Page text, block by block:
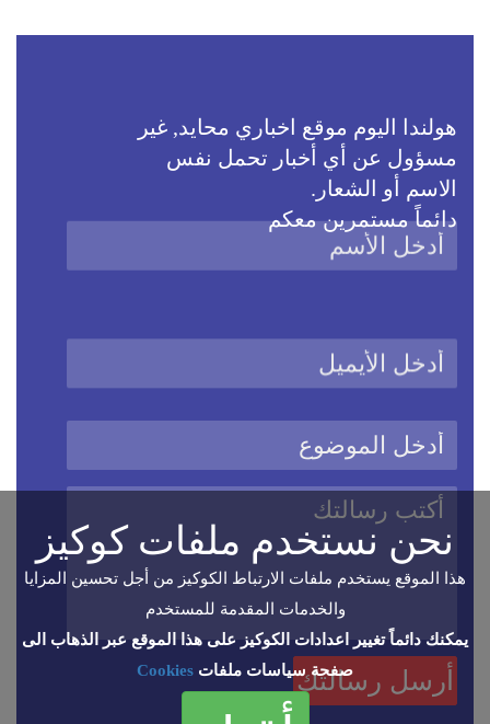
هولندا اليوم موقع اخباري محايد, غير
مسؤول عن أي أخبار تحمل نفس
الاسم أو الشعار.
دائماً مستمرين معكم
نحن نستخدم ملفات كوكيز
هذا الموقع يستخدم ملفات الارتباط الكوكيز من أجل تحسين المزايا
والخدمات المقدمة للمستخدم
يمكنك دائماً تغيير اعدادات الكوكيز على هذا الموقع عبر الذهاب الى
صفحة سياسات ملفات Cookies